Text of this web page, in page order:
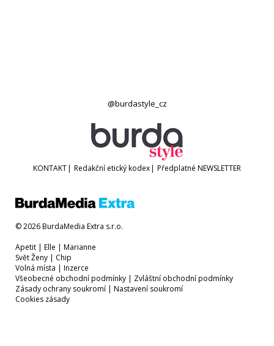
@burdastyle_cz
KONTAKT| Redakční etický kodex| Předplatné NEWSLETTER
© 2026 BurdaMedia Extra s.r.o.
Apetit | Elle | Marianne
Svět Ženy | Chip
Volná místa | Inzerce
Všeobecné obchodní podmínky | Zvláštní obchodní podmínky
Zásady ochrany soukromí | Nastavení soukromí
Cookies zásady